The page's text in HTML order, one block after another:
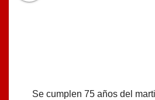
Se cumplen 75 años del